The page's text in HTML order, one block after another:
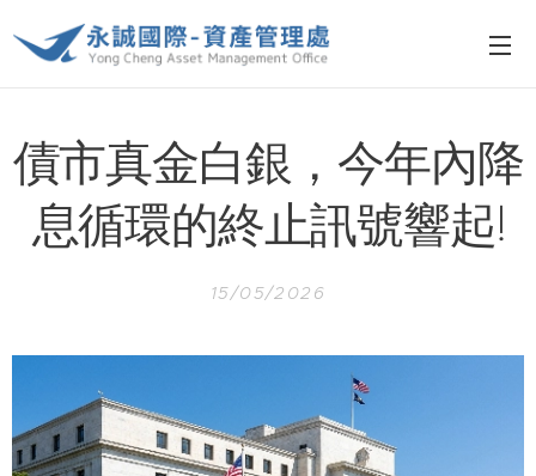
債市真金白銀，今年內降
息循環的終止訊號響起!
15/05/2026